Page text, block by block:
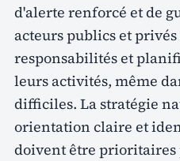
d'alerte renforcé et de
acteurs publics et
responsabilités et
leurs activités, même
difficiles. La stratégie
orientation claire et
doivent être